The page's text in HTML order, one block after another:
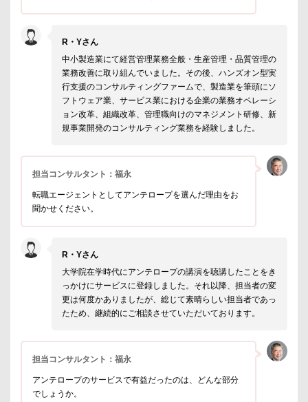
R・Yさん
中小製造業にて経営管理業務全般・生産管理・品質管理の
業務改善に取り組んでいました。その後、ハンズオン型実
行支援のコンサルティングファームで、製造業を筆頭にソ
フトウェア業、サービス業における企業の業務オペレーシ
ョン改革、組織改革、管理職向けのマネジメント研修、新
規事業開発のコンサルティング業務を経験しました。
担当コンサルタント：福永
転職エージェントとしてアンテロープを選んだ理由をお
聞かせください。
R・Yさん
大学院在学時代にアンテロープの講演を聴講したことをき
っかけにサービスに登録しました。それ以降、担当者の変
更は何度かありましたが、総じて素晴らしい担当者であっ
たため、継続的にご相談させていただいております。
担当コンサルタント：福永
アンテロープのサービスで有益だったのは、どんな部分
でしょうか。